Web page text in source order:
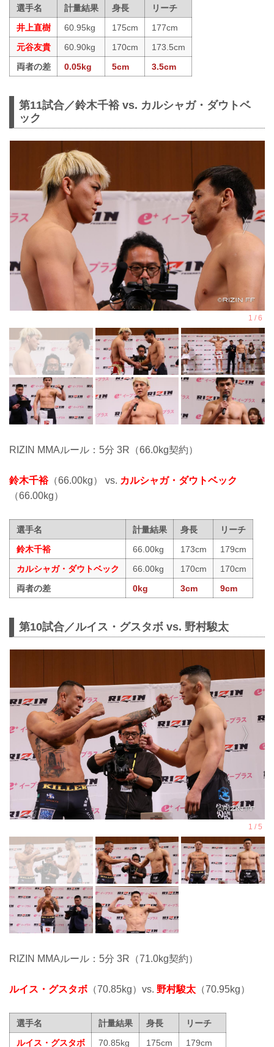
選手名 計量結果 身長
リーチ
井上直樹
60.95kg 175cm
177cm
元谷友貴
60.90kg 170cm
173.5cm
両者の差
0.05kg 5cm 3.5cm
第11試合／鈴木千裕 vs. カルシャガ・ダウトベ
ック
RIZIN MMAルール：5分 3R（66.0kg契約）
鈴木千裕（66.00kg） vs. カルシャガ・ダウトベック
（66.00kg）
選手名 計量結果 身長
リーチ
鈴木千裕
66.00kg 173cm
179cm
カルシャガ・ダウトベック
66.00kg 170cm
170cm
両者の差
0kg 3cm 9cm
第10試合／ルイス・グスタボ vs. 野村駿太
RIZIN MMAルール：5分 3R（71.0kg契約）
ルイス・グスタボ （70.85kg）vs. 野村駿太 （70.95kg）
選手名 計量結果 身長
リーチ
ルイス・グスタボ
70.85kg 175cm
179cm